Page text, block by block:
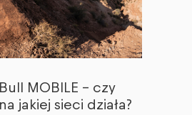
MOBILE – czy
jakiej sieci działa?